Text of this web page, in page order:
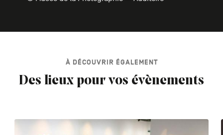
À DÉCOUVRIR ÉGALEMENT
Des lieux pour vos évènements